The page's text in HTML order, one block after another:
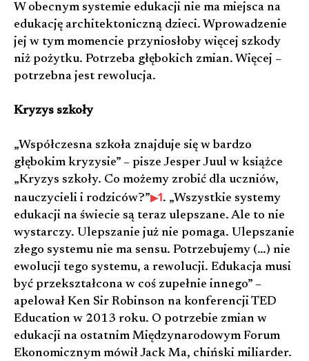
W obecnym systemie edukacji nie ma miejsca na
edukację architektoniczną dzieci. Wprowadzenie
jej w tym momencie przyniosłoby więcej szkody
niż pożytku. Potrzeba głębokich zmian. Więcej –
potrzebna jest rewolucja.
Kryzys szkoły
„Współczesna szkoła znajduje się w bardzo
głębokim kryzysie” – pisze Jesper Juul w książce
„Kryzys szkoły. Co możemy zrobić dla uczniów,
nauczycieli i rodziców?”
1. „Wszystkie systemy
edukacji na świecie są teraz ulepszane. Ale to nie
wystarczy. Ulepszanie już nie pomaga. Ulepszanie
złego systemu nie ma sensu. Potrzebujemy (…) nie
ewolucji tego systemu, a rewolucji. Edukacja musi
być przekształcona w coś zupełnie innego” –
apelował Ken Sir Robinson na konferencji TED
Education w 2013 roku. O potrzebie zmian w
edukacji na ostatnim Międzynarodowym Forum
Ekonomicznym mówił Jack Ma, chiński miliarder.